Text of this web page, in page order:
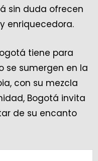
sin duda ofrecen
enriquecedora.
tiene para
se sumergen en la
con su mezcla
Bogotá invita
de su encanto